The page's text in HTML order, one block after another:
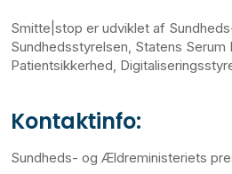
Smitte|stop er udviklet af
Sundhedsstyrelsen, Statens
Patientsikkerhed,
Kontaktinfo:
Sundheds- og Ældreministeriets